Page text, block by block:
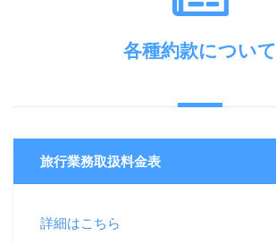
各種約款について
旅行業務取扱料金表
詳細はこちら